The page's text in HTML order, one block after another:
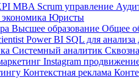
MBA Scrum управление
Юристы
Высшее образование Общее
Power BI SQL для
Системный аналитик
Instagram
Контекстная реклама